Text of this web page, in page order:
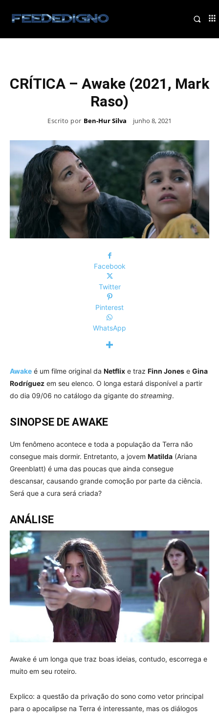
CRÍTICA – Awake (2021, Mark
Raso)
Escrito por Ben-Hur Silva junho 8, 2021
Facebook
Twitter
Pinterest
WhatsApp
Awake é um filme original da Netflix e traz Finn Jones e Gina
Rodríguez em seu elenco. O longa estará disponível a partir
do dia 09/06 no catálogo da gigante do streaming.
SINOPSE DE AWAKE
Um fenômeno acontece e toda a população da Terra não
consegue mais dormir. Entretanto, a jovem Matilda (Ariana
Greenblatt) é uma das poucas que ainda consegue
descansar, causando grande comoção por parte da ciência.
Será que a cura será criada?
ANÁLISE
Awake é um longa que traz boas ideias, contudo, escorrega e
muito em seu roteiro.
Explico: a questão da privação do sono como vetor principal
para o apocalipse na Terra é interessante, mas os diálogos